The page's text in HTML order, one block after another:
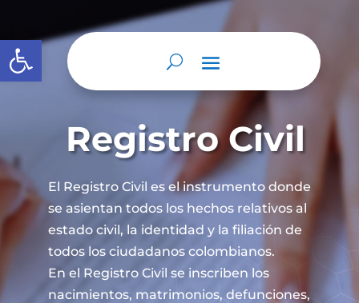
Abrir barra de herramientas
Registro Civil
El Registro Civil es el instrumento donde
se asientan todos los hechos relativos al
estado civil, la identidad y la filiación de
todos los ciudadanos colombianos.
En el Registro Civil se inscriben los
nacimientos, matrimonios, defunciones,